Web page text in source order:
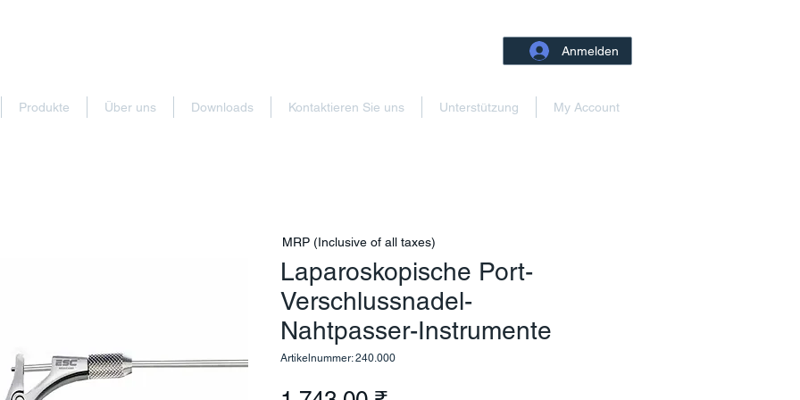
Anmelden
Produkte Über uns Downloads Kontaktieren Sie uns Unterstützung My Account
Laparoskopische Port-
Verschlussnadel-
Nahtpasser-Instrumente
Artikelnummer: 240.000
MRP (Inclusive of all taxes)